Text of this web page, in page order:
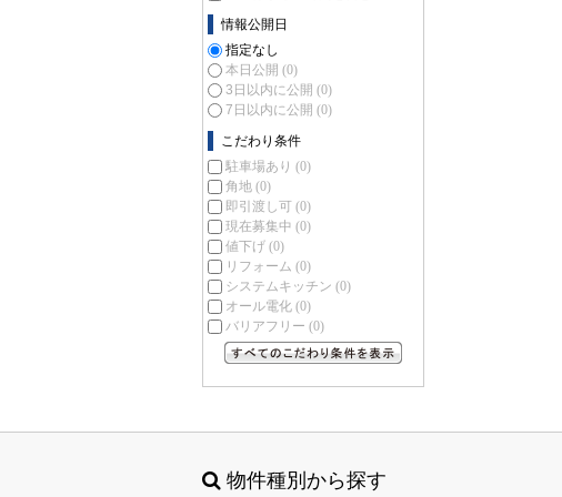
情報公開日
指定なし
本日公開 (0)
3日以内に公開 (0)
7日以内に公開 (0)
こだわり条件
駐車場あり (0)
角地 (0)
即引渡し可 (0)
現在募集中 (0)
値下げ (0)
リフォーム (0)
システムキッチン (0)
オール電化 (0)
バリアフリー (0)
物件種別から探す